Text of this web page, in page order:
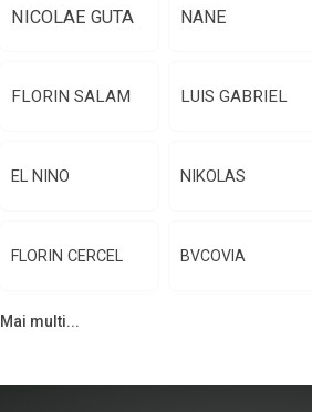
NICOLAE GUTA NANE
FLORIN SALAM LUIS GABRIEL
EL NINO NIKOLAS
FLORIN CERCEL BVCOVIA
Mai multi...